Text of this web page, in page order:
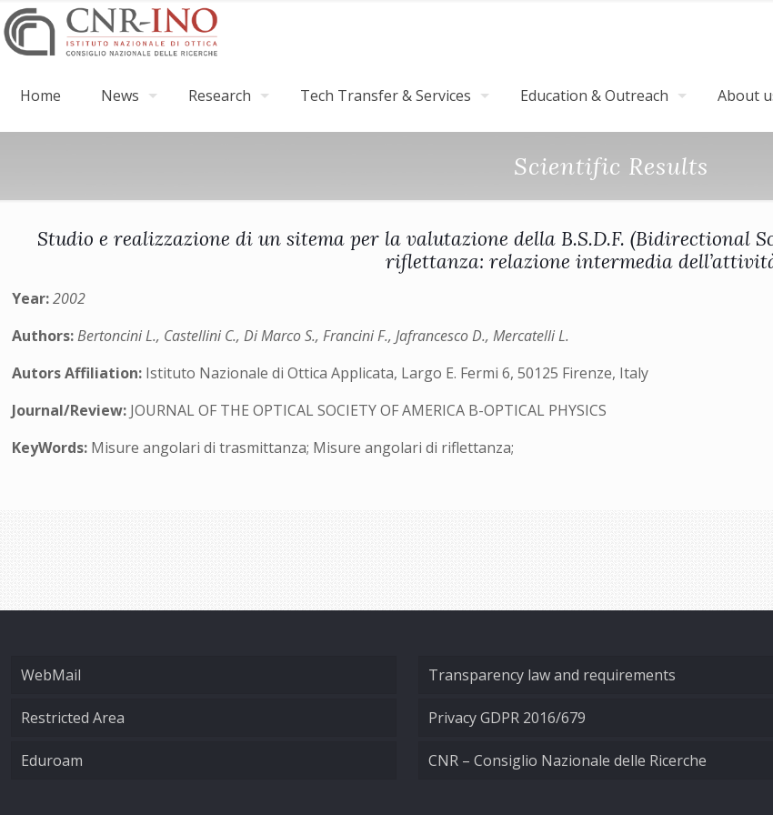
Home News Research Tech Transfer & Services Education & Outreach About
Scientific Results
Studio e realizzazione di un sitema per la valutazione della B.S.D.F.
riflettanza: relazione intermedia
Year:2002
Authors:Bertoncini L., Castellini C., Di Marco S., Francini F., Jafrancesco D., Mercatelli L.
Autors Affiliation: Istituto Nazionale di Ottica Applicata, Largo E. Fermi 6, 50125 Firenze, Italy
Journal/Review: JOURNAL OF THE OPTICAL SOCIETY OF AMERICA B-OPTICAL PHYSICS
KeyWords: Misure angolari di trasmittanza; Misure angolari di riflettanza;
WebMail
Restricted Area
Eduroam
Transparency law and requirements
Privacy GDPR 2016/679
CNR – Consiglio Nazionale delle Ricerche